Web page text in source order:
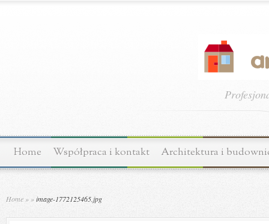
Home Współpraca i kontakt Architektura i
Home » »image-1772125465.jpg